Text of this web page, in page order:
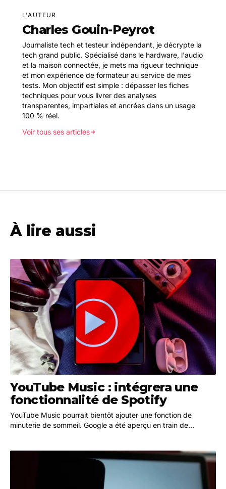
L'AUTEUR
Charles Gouin-Peyrot
Journaliste tech et testeur indépendant, je décrypte la
tech grand public. Spécialisé dans le hardware, l'audio
et la maison connectée, je mets ma rigueur technique
et mon expérience de formateur au service de mes
tests. Mon objectif est simple : dépasser les fiches
techniques pour vous livrer des analyses
transparentes, impartiales et ancrées dans un usage
100 % réel.
Voir tous ses articles
À lire aussi
YouTube Music : intégrera une
fonctionnalité de Spotify
YouTube Music pourrait bientôt ajouter une fonction de
minuterie de sommeil. Google a été aperçu en train de